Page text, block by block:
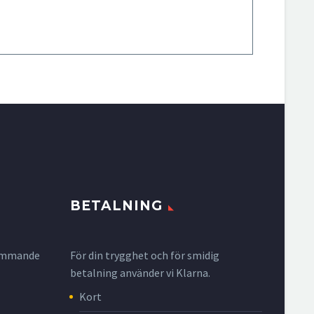
BETALNING
För din trygghet och för smidig
betalning använder vi Klarna.
Kort